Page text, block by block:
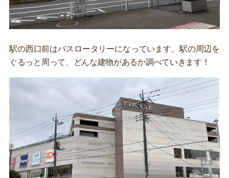
駅の西口前はバスロータリーになっています。駅の周辺を
ぐるっと周って、どんな建物があるか調べていきます！